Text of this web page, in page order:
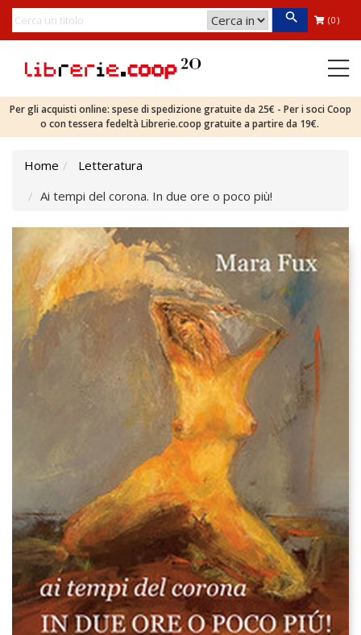
(0)
Per gli acquisti online: spese di spedizione gratuite da 25€ - Per i soci Coop
o con tessera fedeltà Librerie.coop gratuite a partire da 19€.
Home
Letteratura
Ai tempi del corona. In due ore o poco più!